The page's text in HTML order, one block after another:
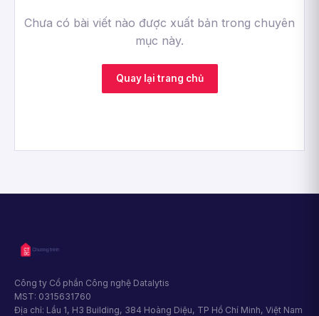
Chưa có bài viết nào được xuất bản trong chuyên
mục này.
Quay lại trang chủ
Công ty Cổ phần Công nghệ Datalytis
MST: 0315631760
Địa chỉ: Lầu 1, H3 Building, 384 Hoàng Diệu, TP Hồ Chí Minh, Việt Nam